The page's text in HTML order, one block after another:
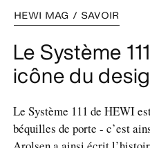
HEWI MAG / SAVOIR
Le Système
icône du
Le Système 111 de HEWI
béquilles de porte - c’est